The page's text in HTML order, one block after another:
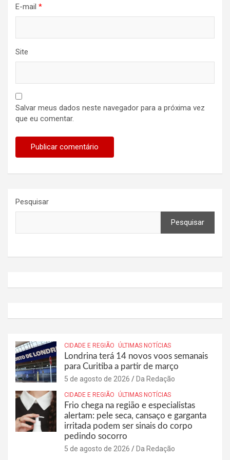
E-mail *
Site
Salvar meus dados neste navegador para a próxima vez
que eu comentar.
Pesquisar
Pesquisar
CIDADE E REGIÃO ÚLTIMAS NOTÍCIAS
Londrina terá 14 novos voos semanais
para Curitiba a partir de março
5 de agosto de 2026 Da Redação
CIDADE E REGIÃO ÚLTIMAS NOTÍCIAS
Frio chega na região e especialistas
alertam: pele seca, cansaço e garganta
irritada podem ser sinais do corpo
pedindo socorro
5 de agosto de 2026 Da Redação